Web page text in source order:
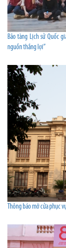
Bảo tàng Lịch sử Quốc
nguồn thắng lợi”
Thông báo mở cửa phục